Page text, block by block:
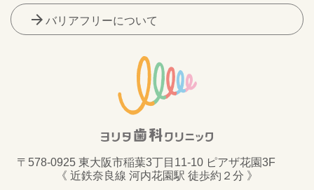
arrow_forward バリアフリーについて
〒578-0925 東大阪市稲葉3丁目11-10 ピアザ花園3F
《 近鉄奈良線 河内花園駅 徒歩約２分 》